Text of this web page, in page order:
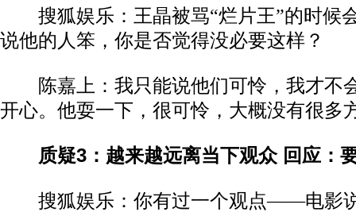
搜狐娱乐：王晶被骂“烂片王”的时候
说他的人笨，你是否觉得没必要这样？
陈嘉上：我只能说他们可怜，我才不
开心。他耍一下，很可怜，大概没有很多
质疑3：越来越远离当下观众 回应：
搜狐娱乐：你有过一个观点——电影